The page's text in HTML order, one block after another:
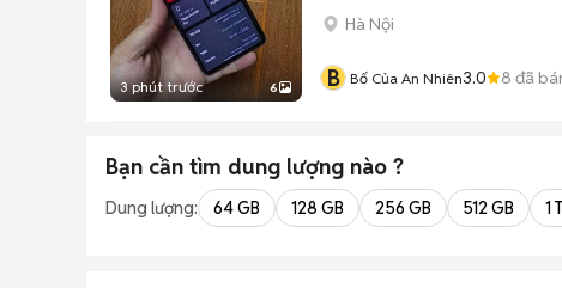
3 phút trước 6
Hà Nội
B Bố Của An Nhiên3.0 8 đã
Bạn cần tìm dung lượng nào ?
Dung lượng: 64 GB 128 GB 256 GB 512 GB 1